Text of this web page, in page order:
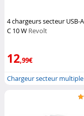
4 chargeurs secteur USB-
C 10 W Revolt
12,99€
Chargeur secteur multiple